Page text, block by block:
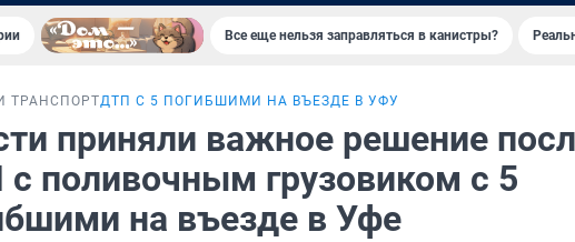
Все еще нельзя заправляться в канистры?
ТРАНСПОРТДТП С 5 ПОГИБШИМИ НА ВЪЕЗДЕ В УФУ
приняли важное решение
поливочным грузовиком с 5
на въезде в Уфе